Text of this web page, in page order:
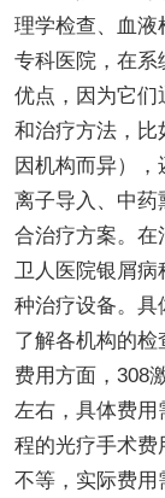
理学检查、血液
专科医院，在系
优点，因为它们
和治疗方法，比
因机构而异）
离子导入、中药
合治疗方案。在
卫人医院银屑病
种治疗设备。具
了解各机构的检
费用方面，308
左右，具体费
程的光疗手术费
不等，实际费用